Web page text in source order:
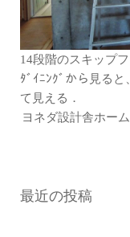
14段階のスキップ
ﾀﾞｲﾆﾝｸﾞから見る
て見える．
ヨネダ設計舎ホー
最近の投稿